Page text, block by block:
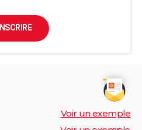
Voir un exemple